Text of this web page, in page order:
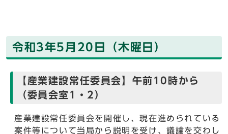
令和3年5月20日（木曜日）
【産業建設常任委員会】午前10時から
（委員会室1・2）
産業建設常任委員会を開催し、現在進められている
案件等について当局から説明を受け、議論を交わし